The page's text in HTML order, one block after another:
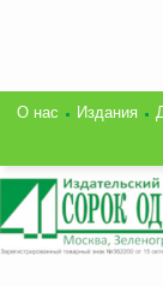
О нас Издания